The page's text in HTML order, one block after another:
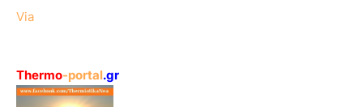
Via
Thermo-portal.gr